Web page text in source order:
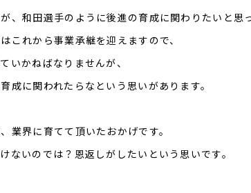
、和田選手のように後進の育成に関わりたいと思
これから事業承継を迎えますので、
いかねばなりませんが、
成に関われたらなという思いがあります。
業界に育てて頂いたおかげです。
ないのでは？恩返しがしたいという思いです。